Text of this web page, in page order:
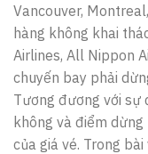
Vancouver,
hàng không khai
Airlines, All Nippon
chuyến bay phải
Tương đương với sự
không và điểm
của giá vé. Trong